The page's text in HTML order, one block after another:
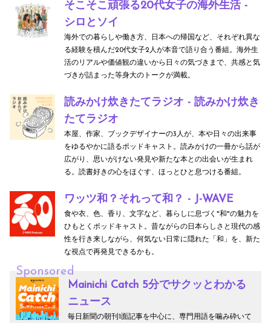
そこそこ頑張る20代女子の海外生活 -
シロとソイ
海外での暮らしや働き方、日本への帰国など、それぞれ異な
る経験を積んだ20代女子2人が本音で語り合う番組。海外生
活のリアルや価値観の違いから日々の気づきまで、共感と気
づきが詰まった等身大のトークが満載。
読みかけ炊きたてラジオ - 読みかけ炊き
たてラジオ
本屋、作家、ブックデザイナーの3人が、本や日々の出来事
をゆるやかに語るポッドキャスト。読みかけの一冊から話が
広がり、思いがけない発見や新たな本との出会いが生まれ
る。読書好きの心をほぐす、ほっとひと息つける番組。
ワッツ和？それって和？ - J-WAVE
食や衣、色、香り、文字など、暮らしに息づく"和"の魅力を
ひもとくポッドキャスト。昔ながらの日本らしさと現代の感
性を行き来しながら、何気ない日常に隠れた「和」を、新た
な視点で再発見できるかも。
Sponsored
Mainichi Catch 5分でサクッとわかる
ニュース
毎日新聞の朝刊1面記事を中心に、専門用語を噛み砕いて